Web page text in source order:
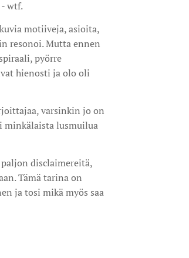
wtf.
motiiveja, asioita,
resonoi. Mutta ennen
pyörre
hienosti ja olo oli
varsinkin jo on
minkälaista lusmuilua
disclaimereitä,
Tämä tarina on
ja tosi mikä myös saa